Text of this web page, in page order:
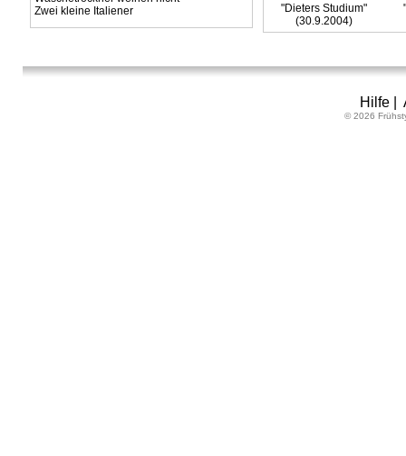
Zwei kleine Italiener
"Dieters Studium"
(30.9.2004)
Hilfe|
© 2026